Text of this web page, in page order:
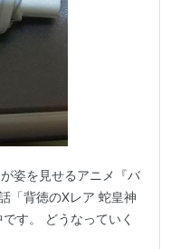
子
姿を見せるアニメ『バ
「背徳のXレア 蛇皇神
す。 どうなっていく